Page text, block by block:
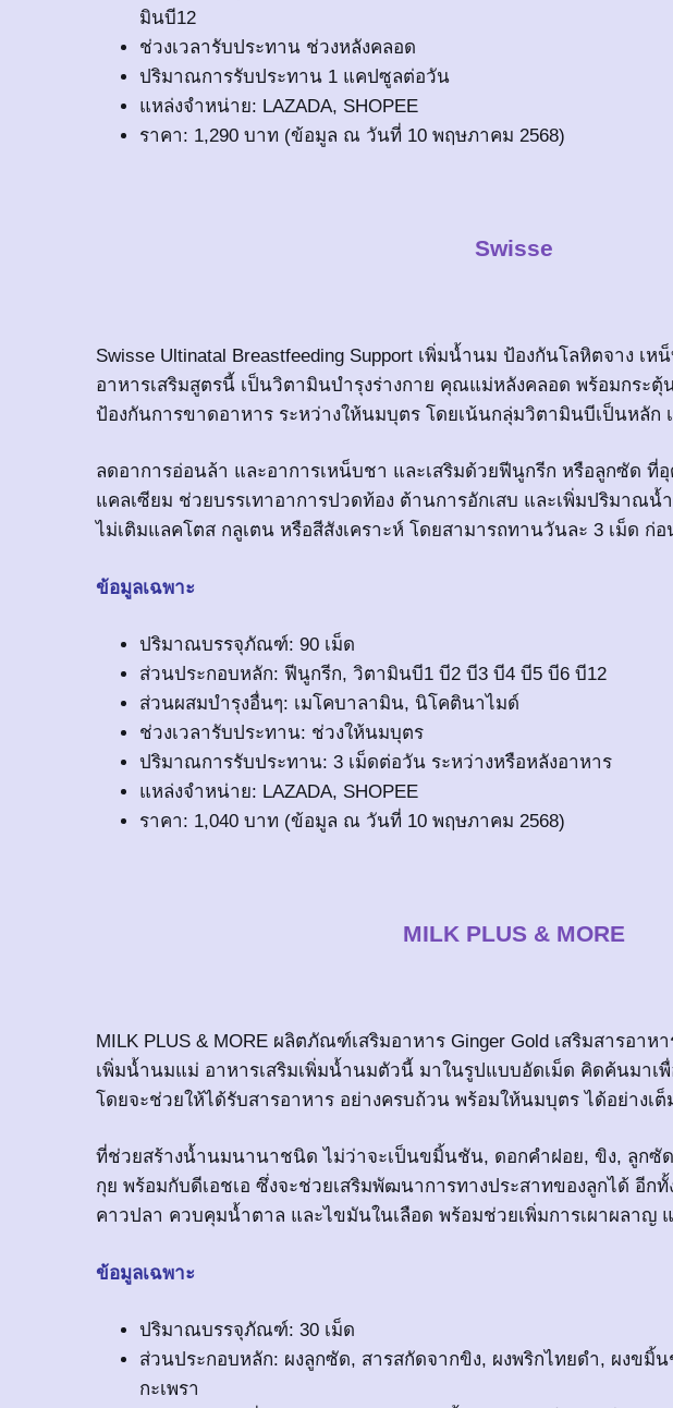
มินบี12
ช่วงเวลารับประทาน ช่วงหลังคลอด
ปริมาณการรับประทาน 1 แคปซูลต่อวัน
แหล่งจำหน่าย: LAZADA, SHOPEE
ราคา: 1,290 บาท (ข้อมูล ณ วันที่ 10 พฤษภาคม 2568)
Swisse
Swisse Ultinatal Breastfeeding Support เพิ่มน้ำนม ป้องกันโลหิตจาง เ
อาหารเสริมสูตรนี้ เป็นวิตามินบำรุงร่างกาย คุณแม่หลังคลอด พร้อมกร
ป้องกันการขาดอาหาร ระหว่างให้นมบุตร โดยเน้นกลุ่มวิตามินบีเป็นหลัก
ลดอาการอ่อนล้า และอาการเหน็บชา และเสริมด้วยฟีนูกรีก หรือลูกซัด ที่
แคลเซียม ช่วยบรรเทาอาการปวดท้อง ต้านการอักเสบ และเพิ่มปริมาณ
ไม่เติมแลคโตส กลูเตน หรือสีสังเคราะห์ โดยสามารถทานวันละ 3 เม็ด ก่
ข้อมูลเฉพาะ
ปริมาณบรรจุภัณฑ์: 90 เม็ด
ส่วนประกอบหลัก: ฟีนูกรีก, วิตามินบี1 บี2 บี3 บี4 บี5 บี6 บี12
ส่วนผสมบำรุงอื่นๆ: เมโคบาลามิน, นิโคตินาไมด์
ช่วงเวลารับประทาน: ช่วงให้นมบุตร
ปริมาณการรับประทาน: 3 เม็ดต่อวัน ระหว่างหรือหลังอาหาร
แหล่งจำหน่าย: LAZADA, SHOPEE
ราคา: 1,040 บาท (ข้อมูล ณ วันที่ 10 พฤษภาคม 2568)
MILK PLUS & MORE
MILK PLUS & MORE ผลิตภัณฑ์เสริมอาหาร Ginger Gold เสริมสารอา
เพิ่มน้ำนมแม่ อาหารเสริมเพิ่มน้ำนมตัวนี้ มาในรูปแบบอัดเม็ด คิดค้นมาเ
โดยจะช่วยให้ได้รับสารอาหาร อย่างครบถ้วน พร้อมให้นมบุตร ได้อย่างเ
ที่ช่วยสร้างน้ำนมนานาชนิด ไม่ว่าจะเป็นขมิ้นชัน, ดอกคำฝอย, ขิง, ลูกซัด
กุย พร้อมกับดีเอชเอ ซึ่งจะช่วยเสริมพัฒนาการทางประสาทของลูกได้ อีก
คาวปลา ควบคุมน้ำตาล และไขมันในเลือด พร้อมช่วยเพิ่มการเผาผลาญ
ข้อมูลเฉพาะ
ปริมาณบรรจุภัณฑ์: 30 เม็ด
ส่วนประกอบหลัก: ผงลูกซัด, สารสกัดจากขิง, ผงพริกไทยดำ, ผงขมิ้
กะเพรา